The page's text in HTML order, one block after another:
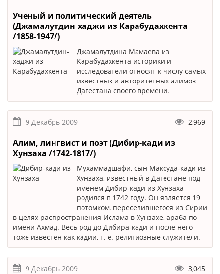
Ученый и политический деятель
(Джамалутдин-хаджи из Карабудахкента
/1858-1947/)
Джамалутдина Мамаева из
Карабудахкента историки и
исследователи относят к числу самых
известных и авторитетных алимов
Дагестана своего времени.
9 Декабрь 2009 2,969
Алим, лингвист и поэт (Дибир-кади из
Хунзаха /1742-1817/)
Мухаммадшафи, сын Максуда-кади из
Хунзаха, известный в Дагестане под
именем Дибир-кади из Хунзаха
родился в 1742 году. Он является 19
потомком, переселившегося из Сирии
в целях распространения Ислама в Хунзахе, араба по
имени Ахмад. Весь род до Дибира-кади и после него
тоже известен как кадии, т. е. религиозные служители.
9 Декабрь 2009 3,045